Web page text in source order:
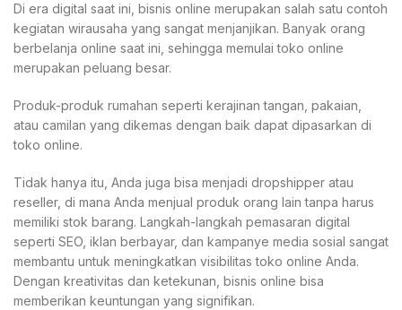
Di era digital saat ini, bisnis online merupakan salah satu contoh
kegiatan wirausaha yang sangat menjanjikan. Banyak orang
berbelanja online saat ini, sehingga memulai toko online
merupakan peluang besar.
Produk-produk rumahan seperti kerajinan tangan, pakaian,
atau camilan yang dikemas dengan baik dapat dipasarkan di
toko online.
Tidak hanya itu, Anda juga bisa menjadi dropshipper atau
reseller, di mana Anda menjual produk orang lain tanpa harus
memiliki stok barang. Langkah-langkah pemasaran digital
seperti SEO, iklan berbayar, dan kampanye media sosial sangat
membantu untuk meningkatkan visibilitas toko online Anda.
Dengan kreativitas dan ketekunan, bisnis online bisa
memberikan keuntungan yang signifikan.